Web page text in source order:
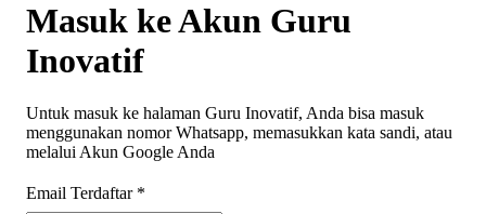
Masuk ke Akun Guru
Inovatif
Untuk masuk ke halaman Guru Inovatif, Anda bisa masuk
menggunakan nomor Whatsapp, memasukkan kata sandi, atau
melalui Akun Google Anda
Email Terdaftar *